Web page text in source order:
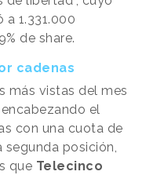
1.331.000
de share.
cadenas
más vistas del mes
el
con una cuota de
segunda posición,
que Telecinco